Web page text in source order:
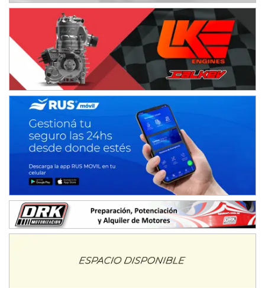
Ciudad de Avellaneda (Asfalto)
Avellaneda (Santa Fe)
SUR SANTAFESINO - F4
José Samuel Sánchez (Tierra)
Rufino (Santa Fe)
TUCUMANO - F5
Juan Navarro (Asfalto)
El Timbó (Tucumán)